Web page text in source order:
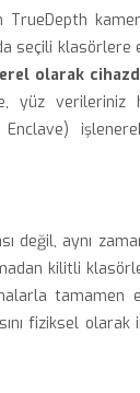
TrueDepth
seçili klasörlere
olarak
yüz verileriniz
değil, aynı
kilitli
tamamen
fiziksel olarak